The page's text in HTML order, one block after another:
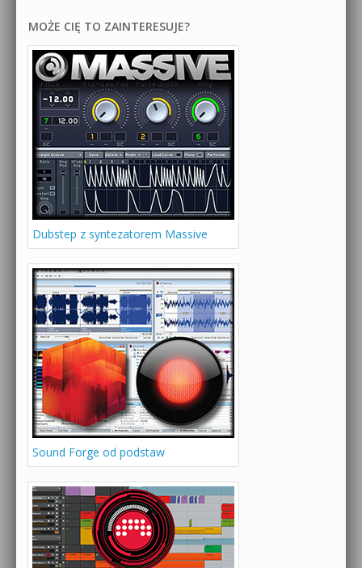
MOŻE CIĘ TO ZAINTERESUJE?
Dubstep z syntezatorem Massive
Sound Forge od podstaw